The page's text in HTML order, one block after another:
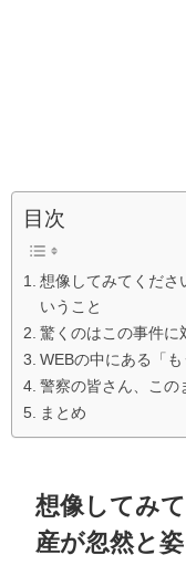
目次
想像してみてくださ
いうこと
驚くのはこの事件に
WEBの中にある「も
警察の皆さん、この
まとめ
想像してみ
産が忽然と